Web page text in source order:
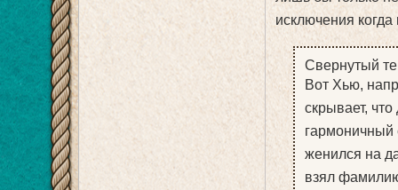
исключения
Свернутый
Вот Хью,
скрывает,
гармоничный
женился на
взял